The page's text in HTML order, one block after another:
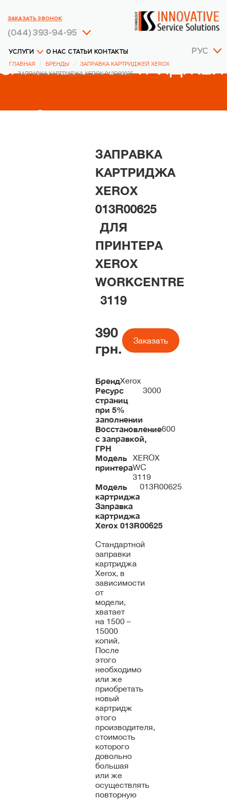
РУС
УСЛУГИ О НАС СТАТЬИ КОНТАКТЫ
(044) 393-94-95
ЗАКАЗАТЬ ЗВОНОК
ГЛАВНАЯ БРЕНДЫ
ЗАПРАВКА КАРТРИДЖЕЙ XEROX
ЗАПРАВКА КАРТРИДЖА XEROX 013R00625
ЗАПРАВКА КАРТРИДЖЕЙ
XEROX
ЗАПРАВКА
КАРТРИДЖА
XEROX
013R00625
ДЛЯ
ПРИНТЕРА
XEROX
WORKCENTRE
3119
390
грн.
Заказать
БрендXerox
Ресурс
страниц
при 5%
заполнении
3000
Восстановление
с заправкой,
ГРН
600
Модель
принтера
XEROX
WC
3119
Модель
картриджа
013R00625
Заправка
картриджа
Xerox 013R00625
Стандартной
заправки
картриджа
Xerox, в
зависимости
от
модели,
хватает
на 1500 –
15000
копий.
После
этого
необходимо
или же
приобретать
новый
картридж
этого
производителя,
стоимость
которого
довольно
большая
или же
осуществлять
повторную